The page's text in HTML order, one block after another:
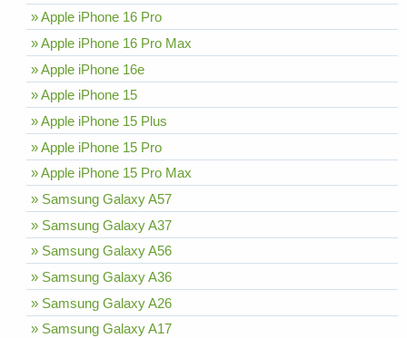
» Apple iPhone 16 Pro
» Apple iPhone 16 Pro Max
» Apple iPhone 16e
» Apple iPhone 15
» Apple iPhone 15 Plus
» Apple iPhone 15 Pro
» Apple iPhone 15 Pro Max
» Samsung Galaxy A57
» Samsung Galaxy A37
» Samsung Galaxy A56
» Samsung Galaxy A36
» Samsung Galaxy A26
» Samsung Galaxy A17